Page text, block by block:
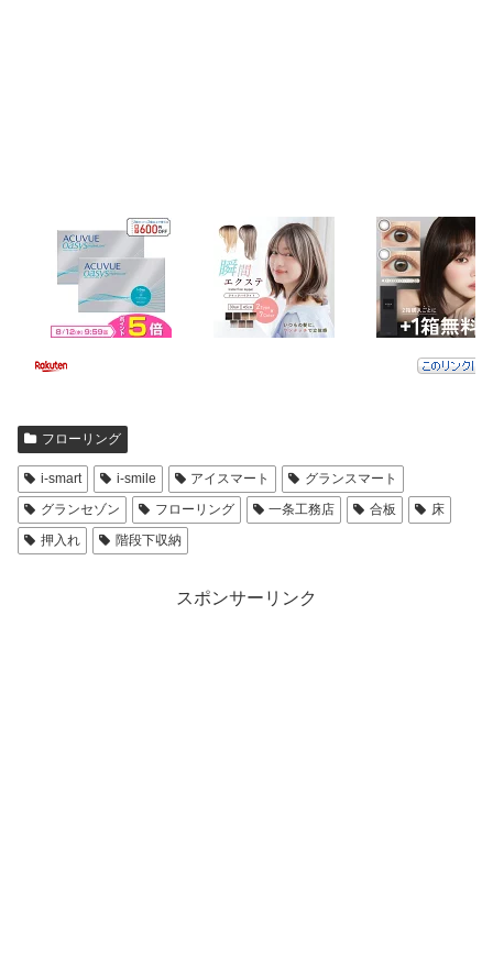
フローリング
i-smart i-smile アイスマート
グランスマート
グランセゾン
フローリング 一条工務店 合板
床
押入れ
階段下収納
スポンサーリンク